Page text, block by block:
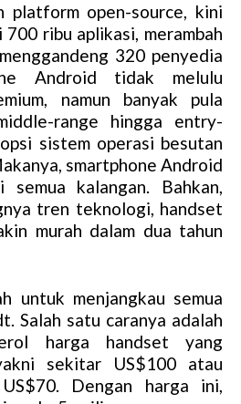
platform open-source, kini
ribu aplikasi, merambah
320 penyedia
Android tidak melulu
namun banyak pula
range hingga entry-
sistem operasi besutan
smartphone Android
semua kalangan. Bahkan,
tren teknologi, handset
murah dalam dua tahun
untuk menjangkau semua
Salah satu caranya adalah
harga handset yang
sekitar US$100 atau
Dengan harga ini,